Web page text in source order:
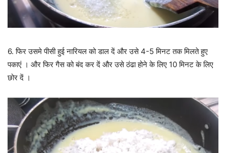
6. फिर उसमे पीसी हुई नारियल को डाल दें और उसे 4-5 मिनट तक मिलते हुए
पकाएं । और फिर गैस को बंद कर दें और उसे ठंढा होने के लिए 10 मिनट के लिए
छोर दें ।